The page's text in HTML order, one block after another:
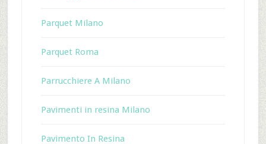
Parquet Milano
Parquet Roma
Parrucchiere A Milano
Pavimenti in resina Milano
Pavimento In Resina